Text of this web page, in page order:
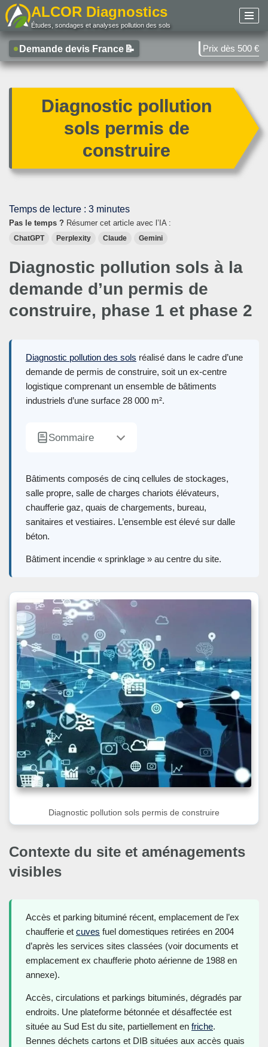
au
contenu
ALCOR Diagnostics
Études, sondages et analyses pollution des sols
Demande devis France 📝 Prix dès 500 €
Diagnostic pollution
sols permis de
construire
Temps de lecture : 3 minutes
Pas le temps ? Résumer cet article avec l’IA :
ChatGPT Perplexity Claude Gemini
Diagnostic pollution sols à la
demande d’un permis de
construire, phase 1 et phase 2
Diagnostic pollution des sols réalisé dans le cadre d’une
demande de permis de construire, soit un ex-centre
logistique comprenant un ensemble de bâtiments
industriels d’une surface 28 000 m².
Sommaire
Bâtiments composés de cinq cellules de stockages,
salle propre, salle de charges chariots élévateurs,
chaufferie gaz, quais de chargements, bureau,
sanitaires et vestiaires. L’ensemble est élevé sur dalle
béton.
Bâtiment incendie « sprinklage » au centre du site.
Diagnostic pollution sols permis de construire
Contexte du site et aménagements
visibles
Accès et parking bituminé récent, emplacement de l’ex
chaufferie et cuves fuel domestiques retirées en 2004
d’après les services sites classées (voir documents et
emplacement ex chaufferie photo aérienne de 1988 en
annexe).
Accès, circulations et parkings bituminés, dégradés par
endroits. Une plateforme bétonnée et désaffectée est
située au Sud Est du site, partiellement en friche.
Bennes déchets cartons et DIB situées aux accès quais